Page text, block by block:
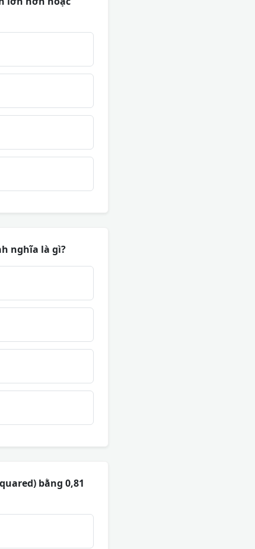
nghĩa là gì?
bằng 0,81